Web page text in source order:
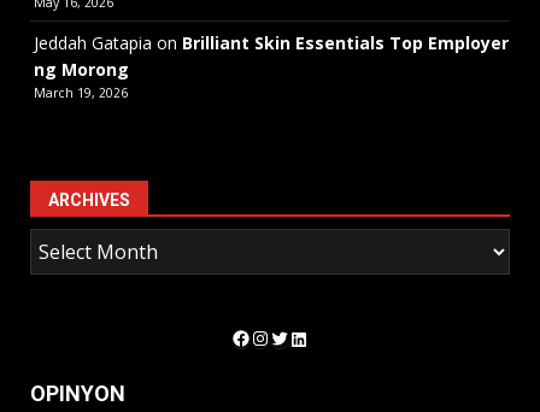
Jeddah Gatapia on Brilliant Skin Essentials Top Employer
ng Morong
March 19, 2026
ARCHIVES
Facebook
Instagram
Twitter
LinkedIn
OPINYON